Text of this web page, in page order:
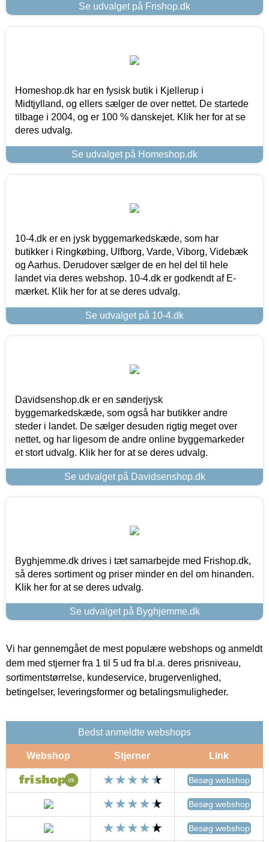
Se udvalget på Frishop.dk
Homeshop.dk har en fysisk butik i Kjellerup i
Midtjylland, og ellers sælger de over nettet. De startede
tilbage i 2004, og er 100 % danskejet. Klik her for at se
deres udvalg.
Se udvalget på Homeshop.dk
10-4.dk er en jysk byggemarkedskæde, som har
butikker i Ringkøbing, Ulfborg, Varde, Viborg, Videbæk
og Aarhus. Derudover sælger de en hel del til hele
landet via deres webshop. 10-4.dk er godkendt af E-
mærket. Klik her for at se deres udvalg.
Se udvalget på 10-4.dk
Davidsenshop.dk er en sønderjysk
byggemarkedskæde, som også har butikker andre
steder i landet. De sælger desuden rigtig meget over
nettet, og har ligesom de andre online byggemarkeder
et stort udvalg. Klik her for at se deres udvalg.
Se udvalget på Davidsenshop.dk
Byghjemme.dk drives i tæt samarbejde med Frishop.dk,
så deres sortiment og priser minder en del om hinanden.
Klik her for at se deres udvalg.
Se udvalget på Byghjemme.dk
Vi har gennemgået de mest populære webshops og anmeldt
dem med stjerner fra 1 til 5 ud fra bl.a. deres prisniveau,
sortimentstørrelse, kundeservice, brugervenlighed,
betingelser, leveringsformer og betalingsmuligheder.
Bedst anmeldte webshops
Webshop Stjerner Link
Besøg webshop
Besøg webshop
Besøg webshop